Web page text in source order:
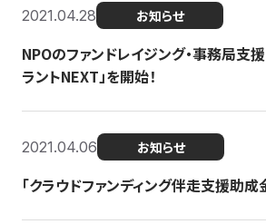
2021.04.28 お知らせ
NPOのファンドレイジング・事務局支
ラントNEXT」を開始！
2021.04.06 お知らせ
「クラウドファンディング伴走支援助成